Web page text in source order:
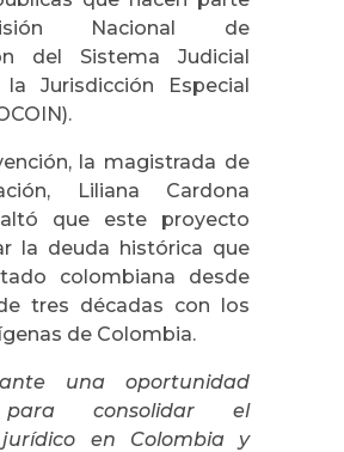
Nacional de
del Sistema Judicial
Jurisdicción Especial
la magistrada de
Liliana Cardona
que este proyecto
la deuda histórica que
colombiana desde
tres décadas con los
de Colombia.
ante una oportunidad
para consolidar el
en Colombia y